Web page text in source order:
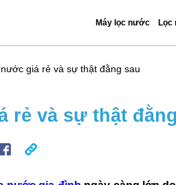
Máy lọc nước Lọc
giá rẻ và sự thật đằng sau
rẻ và sự thật